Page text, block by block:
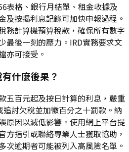
表格、銀行月結單、租金收據及
及按揭利息記錄可加快申報過程。
務計算機預算稅款，確保所有數字
最後一刻的壓力。IRD實務要求文
亦可接受。
什麼後果？
五百元起及按日計算的利息，嚴重
討欠稅並加徵百分之十罰款。納
原因以減低影響。使用網上平台提
方指引或聯絡專業人士獲取協助，
次逾期者可能被列入高風險名單。